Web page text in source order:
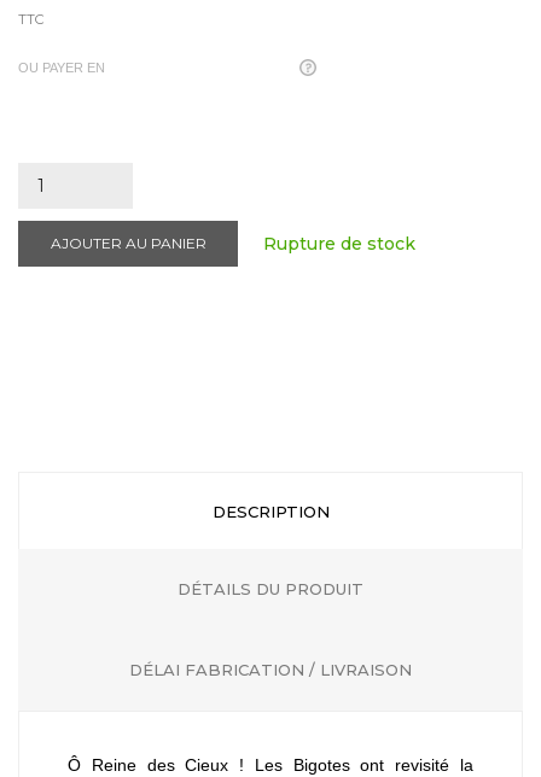
TTC
OU PAYER EN
AJOUTER AU PANIER Rupture de stock
DESCRIPTION
DÉTAILS DU PRODUIT
DÉLAI FABRICATION / LIVRAISON
Ô Reine des Cieux ! Les Bigotes ont revisité la